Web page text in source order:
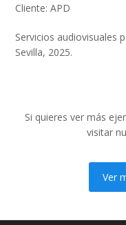
Cliente: APD
Servicios audiovisuales
Sevilla, 2025.
Si quieres ver más
visitar
Ver